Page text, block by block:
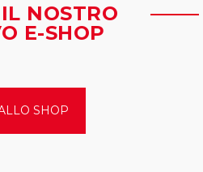
NOSTRO
E-SHOP
SHOP